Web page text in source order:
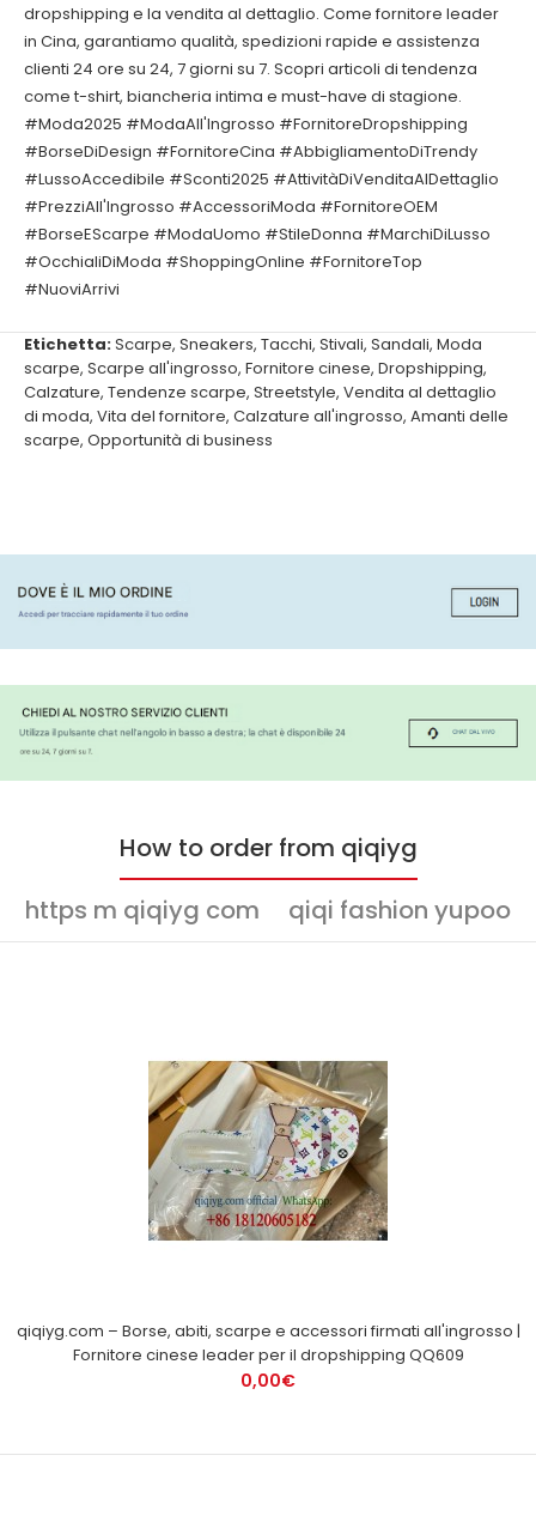
dropshipping e la vendita al dettaglio. Come fornitore leader
in Cina, garantiamo qualità, spedizioni rapide e assistenza
clienti 24 ore su 24, 7 giorni su 7. Scopri articoli di tendenza
come t-shirt, biancheria intima e must-have di stagione.
#Moda2025 #ModaAll'Ingrosso #FornitoreDropshipping
#BorseDiDesign #FornitoreCina #AbbigliamentoDiTrendy
#LussoAccedibile #Sconti2025 #AttivitàDiVenditaAlDettaglio
#PrezziAll'Ingrosso #AccessoriModa #FornitoreOEM
#BorseEScarpe #ModaUomo #StileDonna #MarchiDiLusso
#OcchialiDiModa #ShoppingOnline #FornitoreTop
#NuoviArrivi
Etichetta:Scarpe, Sneakers, Tacchi, Stivali, Sandali, Moda
scarpe, Scarpe all'ingrosso, Fornitore cinese, Dropshipping,
Calzature, Tendenze scarpe, Streetstyle, Vendita al dettaglio
di moda, Vita del fornitore, Calzature all'ingrosso, Amanti delle
scarpe, Opportunità di business
How to order from qiqiyg
https m qiqiyg com
qiqi fashion yupoo
qiqiyg.com – Borse, abiti, scarpe e accessori firmati all'ingrosso |
Fornitore cinese leader per il dropshipping QQ609
0,00€